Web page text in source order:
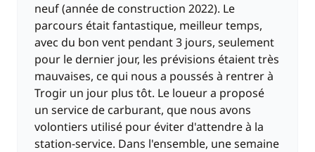
neuf (année de construction 2022). Le
parcours était fantastique, meilleur temps,
avec du bon vent pendant 3 jours, seulement
pour le dernier jour, les prévisions étaient très
mauvaises, ce qui nous a poussés à rentrer à
Trogir un jour plus tôt. Le loueur a proposé
un service de carburant, que nous avons
volontiers utilisé pour éviter d'attendre à la
station-service. Dans l'ensemble, une semaine